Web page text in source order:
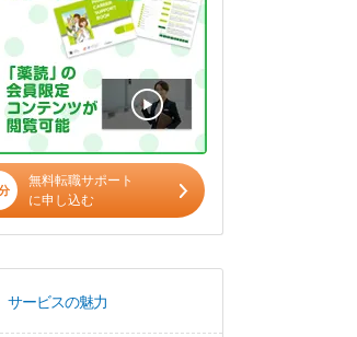
無料転職サポート
に申し込む
サービスの魅力